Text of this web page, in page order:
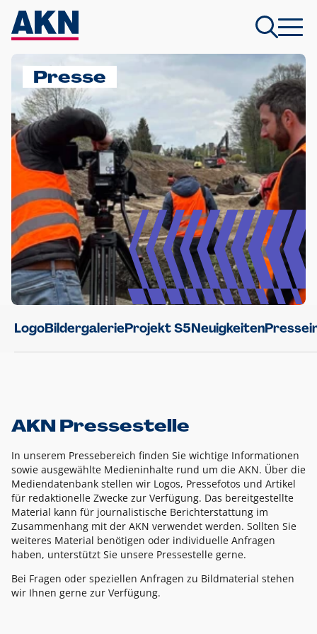
Presse
LogoBildergalerieProjekt S5Neuigkeiten
AKN Pressestelle
In unserem Pressebereich finden Sie wichtige Informationen
sowie ausgewählte Medieninhalte rund um die AKN. Über die
Mediendatenbank stellen wir Logos, Pressefotos und Artikel
für redaktionelle Zwecke zur Verfügung. Das bereitgestellte
Material kann für journalistische Berichterstattung im
Zusammenhang mit der AKN verwendet werden. Sollten Sie
weiteres Material benötigen oder individuelle Anfragen
haben, unterstützt Sie unsere Pressestelle gerne.
Bei Fragen oder speziellen Anfragen zu Bildmaterial stehen
wir Ihnen gerne zur Verfügung.